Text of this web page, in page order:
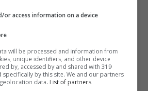
or access information on a device
will be processed and information from
unique identifiers, and other device
by, accessed by and shared with 319
specifically by this site. We and our partners
data. List of partners.